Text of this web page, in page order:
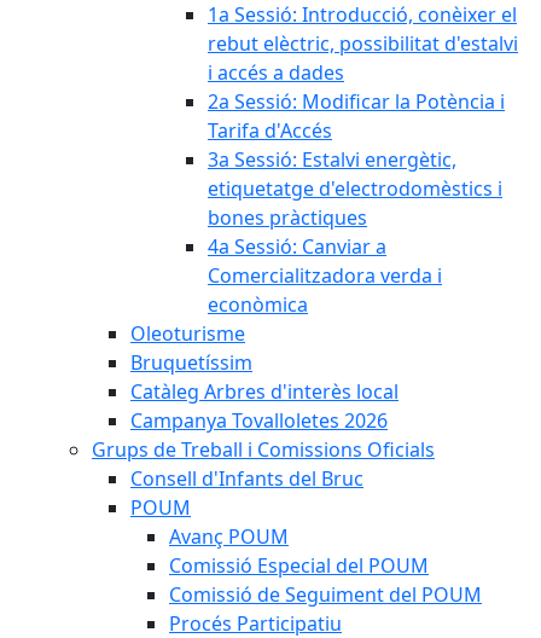
1a Sessió: Introducció, conèixer el
rebut elèctric, possibilitat d'estalvi
i accés a dades
2a Sessió: Modificar la Potència i
Tarifa d'Accés
3a Sessió: Estalvi energètic,
etiquetatge d'electrodomèstics i
bones pràctiques
4a Sessió: Canviar a
Comercialitzadora verda i
econòmica
Oleoturisme
Bruquetíssim
Catàleg Arbres d'interès local
Campanya Tovalloletes 2026
Grups de Treball i Comissions Oficials
Consell d'Infants del Bruc
POUM
Avanç POUM
Comissió Especial del POUM
Comissió de Seguiment del POUM
Procés Participatiu